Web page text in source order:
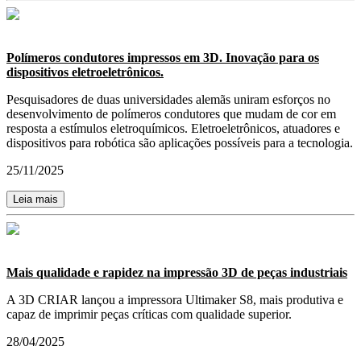
Polímeros condutores impressos em 3D. Inovação para os
dispositivos eletroeletrônicos.
Pesquisadores de duas universidades alemãs uniram esforços no
desenvolvimento de polímeros condutores que mudam de cor em
resposta a estímulos eletroquímicos. Eletroeletrônicos, atuadores e
dispositivos para robótica são aplicações possíveis para a tecnologia.
25/11/2025
Leia mais
Mais qualidade e rapidez na impressão 3D de peças industriais
A 3D CRIAR lançou a impressora Ultimaker S8, mais produtiva e
capaz de imprimir peças críticas com qualidade superior.
28/04/2025